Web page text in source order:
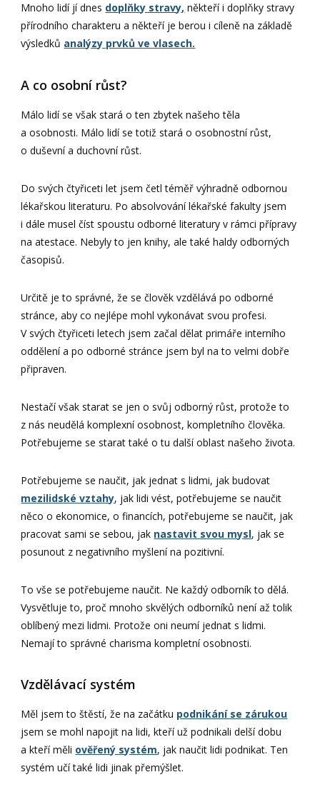
Mnoho lidí jí dnes doplňky stravy, někteří i doplňky stravy
přírodního charakteru a někteří je berou i cíleně na základě
výsledků analýzy prvků ve vlasech.
A co osobní růst?
Málo lidí se však stará o ten zbytek našeho těla
a osobnosti. Málo lidí se totiž stará o osobnostní růst,
o duševní a duchovní růst.
Do svých čtyřiceti let jsem četl téměř výhradně odbornou
lékařskou literaturu. Po absolvování lékařské fakulty jsem
i dále musel číst spoustu odborné literatury v rámci přípravy
na atestace. Nebyly to jen knihy, ale také haldy odborných
časopisů.
Určitě je to správné, že se člověk vzdělává po odborné
stránce, aby co nejlépe mohl vykonávat svou profesi.
V svých čtyřiceti letech jsem začal dělat primáře interního
oddělení a po odborné stránce jsem byl na to velmi dobře
připraven.
Nestačí však starat se jen o svůj odborný růst, protože to
z nás neudělá komplexní osobnost, kompletního člověka.
Potřebujeme se starat také o tu další oblast našeho života.
Potřebujeme se naučit, jak jednat s lidmi, jak budovat
mezilidské vztahy, jak lidi vést, potřebujeme se naučit
něco o ekonomice, o financích, potřebujeme se naučit, jak
pracovat sami se sebou, jak nastavit svou mysl, jak se
posunout z negativního myšlení na pozitivní.
To vše se potřebujeme naučit. Ne každý odborník to dělá.
Vysvětluje to, proč mnoho skvělých odborníků není až tolik
oblíbený mezi lidmi. Protože oni neumí jednat s lidmi.
Nemají to správné charisma kompletní osobnosti.
Vzdělávací systém
Měl jsem to štěstí, že na začátku podnikání se zárukou
jsem se mohl napojit na lidi, kteří už podnikali delší dobu
a kteří měli ověřený systém, jak naučit lidi podnikat. Ten
systém učí také lidi jinak přemýšlet.